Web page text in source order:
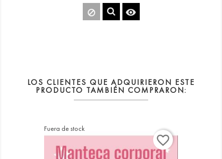

LOS CLIENTES QUE ADQUIRIERON ESTE
PRODUCTO TAMBIÉN COMPRARON:
Fuera de stock
favorite_border